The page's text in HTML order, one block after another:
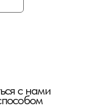
с нами